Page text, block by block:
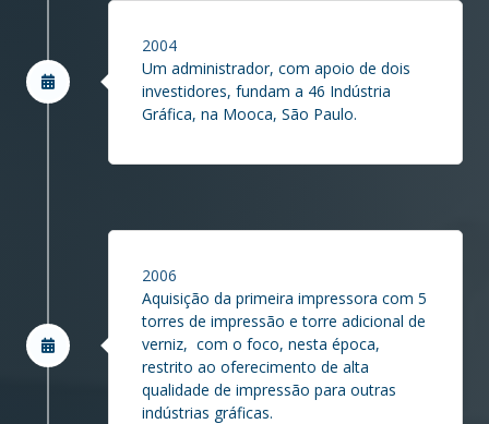
2004
Um administrador, com apoio de dois
investidores, fundam a 46 Indústria
Gráfica, na Mooca, São Paulo.
2006
Aquisição da primeira impressora com 5
torres de impressão e torre adicional de
verniz, com o foco, nesta época,
restrito ao oferecimento de alta
qualidade de impressão para outras
indústrias gráficas.